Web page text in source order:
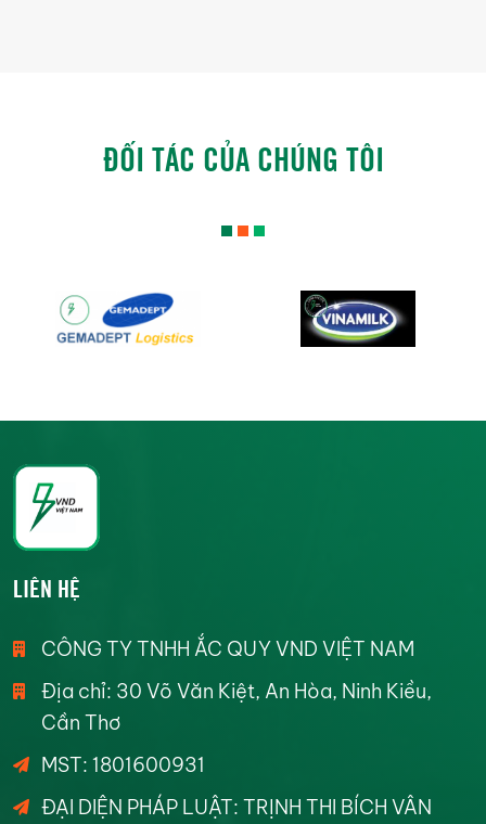
ĐỐI TÁC CỦA CHÚNG TÔI
LIÊN HỆ
CÔNG TY TNHH ẮC QUY VND VIỆT NAM
Địa chỉ: 30 Võ Văn Kiệt, An Hòa, Ninh Kiều,
Cần Thơ
MST: 1801600931
ĐẠI DIỆN PHÁP LUẬT: TRỊNH THI BÍCH VÂN